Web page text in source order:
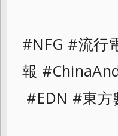
#NFG #流行
報
#EDN #東